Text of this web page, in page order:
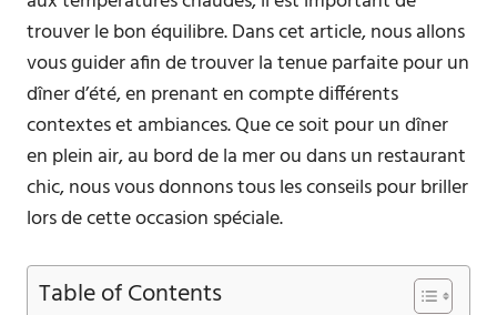
trouver le bon équilibre. Dans cet article, nous allons
vous guider afin de trouver la tenue parfaite pour un
dîner d’été, en prenant en compte différents
contextes et ambiances. Que ce soit pour un dîner
en plein air, au bord de la mer ou dans un restaurant
chic, nous vous donnons tous les conseils pour briller
lors de cette occasion spéciale.
Table of Contents